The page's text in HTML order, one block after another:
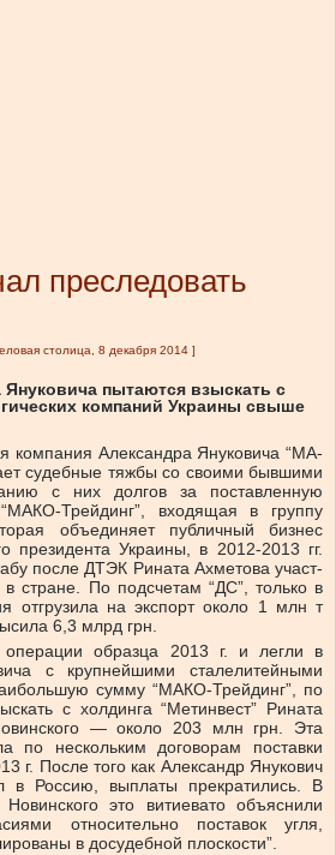
преследовать
столица, 8 декабря 2014 ]
пытаются взыскать с
компаний Украины свыше
компания Александра Януковича “МА­
судебные тяжбы со своими бывшими
с них долгов за поставленную
Трей­динг”, входящая в группу
объединяет пуб­личный бизнес
президента Украины, в 2012-2013 гг.
после ДТЭК Рината Ахметова участ­­
в стране. По подсчетам “ДС”, только в
отгрузила на экспорт около 1 млн т
6,3 млрд грн.
операции образца 2013 г. и легли в
с крупнейшими сталелитейными
сумму “МАКО-Трейдинг”, по
с холдинга “Метинвест” Рината
— около 203 млн грн. Эта
по нескольким договорам поставки
г. После того как Александр Янукович
в Россию, выплаты прекратились. В
это витиевато объяснили
относительно поставок угля,
в досудебной плоскости”.